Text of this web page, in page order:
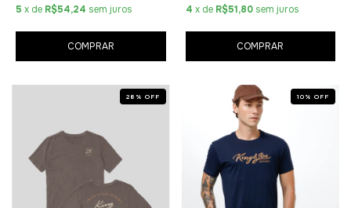
5 x de R$54,24 sem juros
COMPRAR
4 x de R$51,80 sem juros
COMPRAR
28 % OFF 10 % OFF